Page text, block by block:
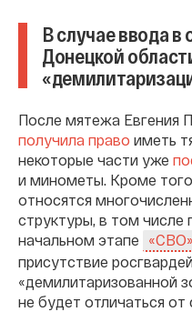
В случае ввода
Донецкой
После мятежа Евгения
получила право иметь
некоторые части уже
и минометы. Кроме
относятся
структуры, в том числе
начальном этапе
«СВО»
присутствие
«демилитаризованной
не будет отличаться